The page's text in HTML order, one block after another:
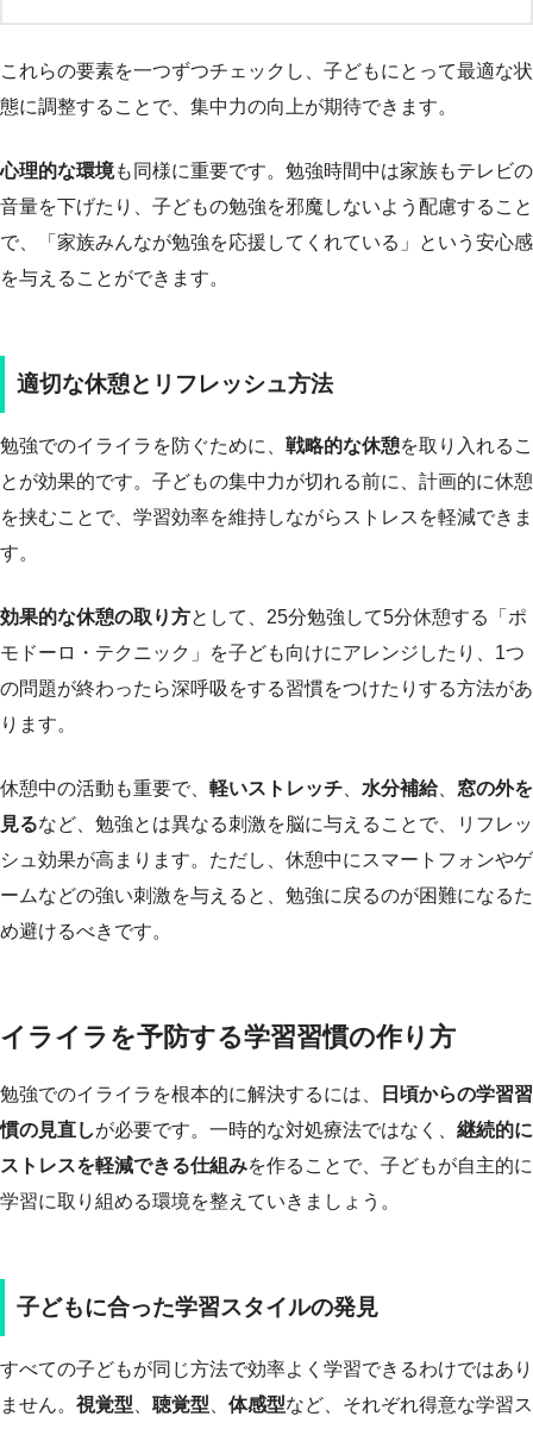
これらの要素を一つずつチェックし、子どもにとって最適な状
態に調整することで、集中力の向上が期待できます。
心理的な環境も同様に重要です。勉強時間中は家族もテレビの
音量を下げたり、子どもの勉強を邪魔しないよう配慮すること
で、「家族みんなが勉強を応援してくれている」という安心感
を与えることができます。
適切な休憩とリフレッシュ方法
勉強でのイライラを防ぐために、 戦略的な休憩を取り入れるこ
とが効果的です。子どもの集中力が切れる前に、計画的に休憩
を挟むことで、学習効率を維持しながらストレスを軽減できま
す。
効果的な休憩の取り方として、25分勉強して5分休憩する「ポ
モドーロ・テクニック」を子ども向けにアレンジしたり、1つ
の問題が終わったら深呼吸をする習慣をつけたりする方法があ
ります。
休憩中の活動も重要で、 軽いストレッチ 水分補給、 窓の外を
見るなど、勉強とは異なる刺激を脳に与えることで、リフレッ
シュ効果が高まります。ただし、休憩中にスマートフォンやゲ
ームなどの強い刺激を与えると、勉強に戻るのが困難になるた
め避けるべきです。
イライラを予防する学習習慣の作り方
勉強でのイライラを根本的に解決するには、
日頃からの学習習
慣の見直しが必要です。一時的な対処療法ではなく、 継続的に
ストレスを軽減できる仕組みを作ることで、子どもが自主的に
学習に取り組める環境を整えていきましょう。
子どもに合った学習スタイルの発見
すべての子どもが同じ方法で効率よく学習できるわけではあり
ません。 視覚型 聴覚型 体感型など、それぞれ得意な学習ス